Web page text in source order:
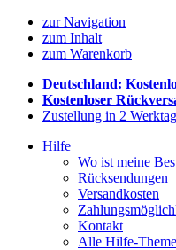
zur Navigation
zum Inhalt
zum Warenkorb
Deutschland:
Kostenloser
Zustellung in 2
Hilfe
Wo ist meine
Rücksendungen
Versandkosten
Kontakt
Alle Hilfe-